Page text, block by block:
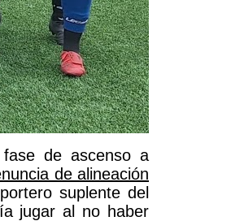
de ascenso a
de alineación
suplente del
jugar al no haber